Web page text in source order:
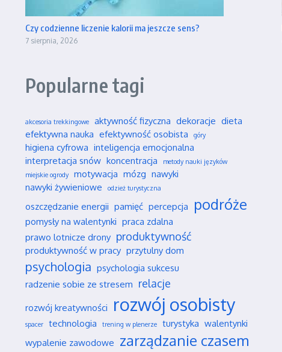
Czy codzienne liczenie kalorii ma jeszcze sens?
7 sierpnia, 2026
Popularne tagi
akcesoria trekkingowe aktywność fizyczna dekoracje dieta
efektywna nauka efektywność osobista góry
higiena cyfrowa inteligencja emocjonalna
interpretacja snów koncentracja
metody nauki języków
miejskie ogrody
motywacja mózg nawyki
nawyki żywieniowe
odzież turystyczna
oszczędzanie energii pamięć percepcja podróże
pomysły na walentynki praca zdalna
prawo lotnicze drony produktywność
produktywność w pracy przytulny dom
psychologia psychologia sukcesu
radzenie sobie ze stresem relacje
rozwój kreatywności rozwój osobisty
spacer technologia trening w plenerze turystyka walentynki
wypalenie zawodowe zarządzanie czasem